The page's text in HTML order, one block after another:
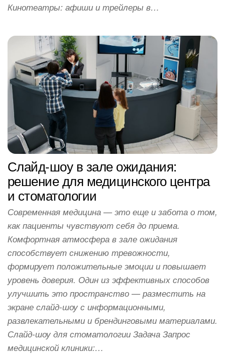
Кинотеатры: афиши и трейлеры в…
Слайд-шоу в зале ожидания:
решение для медицинского центра
и стоматологии
Современная медицина — это еще и забота о том,
как пациенты чувствуют себя до приема.
Комфортная атмосфера в зале ожидания
способствует снижению тревожности,
формирует положительные эмоции и повышает
уровень доверия. Один из эффективных способов
улучшить это пространство — разместить на
экране слайд-шоу с информационными,
развлекательными и брендинговыми материалами.
Слайд-шоу для стоматологии Задача Запрос
медицинской клиники:…